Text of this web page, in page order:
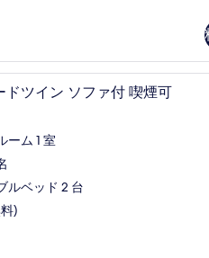
スタンダードツ
ドツイン ソファ付 喫煙可
ーム 1 室
ルベッド 2 台
)